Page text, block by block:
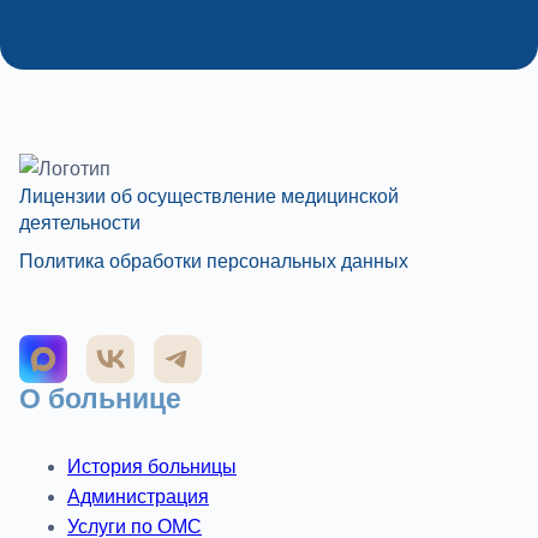
Лицензии об осуществление медицинской
деятельности
Политика обработки персональных данных
О больнице
История больницы
Администрация
Услуги по ОМС